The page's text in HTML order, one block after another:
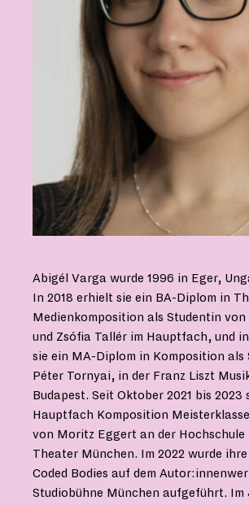
Abigél Varga wurde 1996 in Eger,
In 2018 erhielt sie ein BA-Diplom in
Medienkomposition als Studentin
und Zsófia Tallér im Hauptfach, und
sie ein MA-Diplom in Komposition als
Péter Tornyai, in der Franz Liszt
Budapest. Seit Oktober 2021 bis 2023
Hauptfach Komposition
von Moritz Eggert an der Hochschule
Theater München. Im 2022 wurde
Coded Bodies auf dem
Studiobühne München aufgeführt. Im